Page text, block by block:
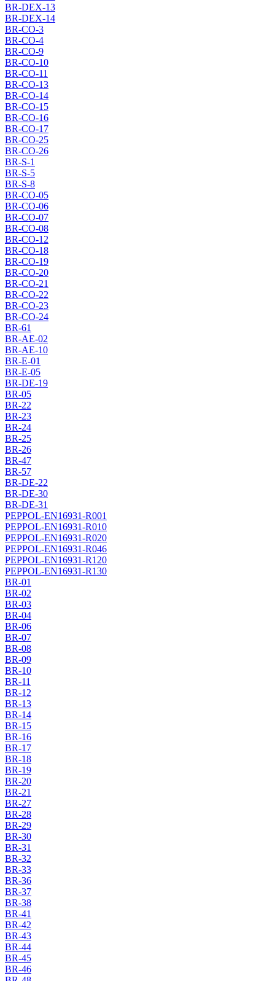
BR-DEX-13
BR-DEX-14
BR-CO-3
BR-CO-4
BR-CO-9
BR-CO-10
BR-CO-11
BR-CO-13
BR-CO-14
BR-CO-15
BR-CO-16
BR-CO-17
BR-CO-25
BR-CO-26
BR-S-1
BR-S-5
BR-S-8
BR-CO-05
BR-CO-06
BR-CO-07
BR-CO-08
BR-CO-12
BR-CO-18
BR-CO-19
BR-CO-20
BR-CO-21
BR-CO-22
BR-CO-23
BR-CO-24
BR-61
BR-AE-02
BR-AE-10
BR-E-01
BR-E-05
BR-DE-19
BR-05
BR-22
BR-23
BR-24
BR-25
BR-26
BR-47
BR-57
BR-DE-22
BR-DE-30
BR-DE-31
PEPPOL-EN16931-R001
PEPPOL-EN16931-R010
PEPPOL-EN16931-R020
PEPPOL-EN16931-R046
PEPPOL-EN16931-R120
PEPPOL-EN16931-R130
BR-01
BR-02
BR-03
BR-04
BR-06
BR-07
BR-08
BR-09
BR-10
BR-11
BR-12
BR-13
BR-14
BR-15
BR-16
BR-17
BR-18
BR-19
BR-20
BR-21
BR-27
BR-28
BR-29
BR-30
BR-31
BR-32
BR-33
BR-36
BR-37
BR-38
BR-41
BR-42
BR-43
BR-44
BR-45
BR-46